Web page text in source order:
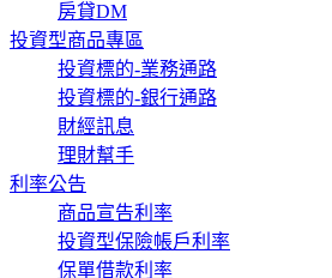
房貸DM
投資型商品專區
投資標的-業務通路
投資標的-銀行通路
財經訊息
理財幫手
利率公告
商品宣告利率
投資型保險帳戶利率
保單借款利率